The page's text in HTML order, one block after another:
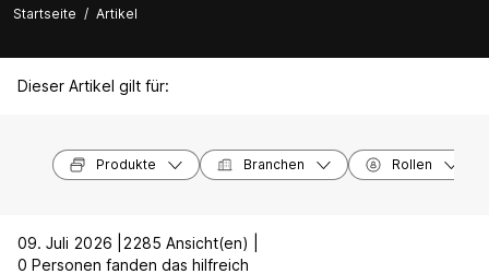
Startseite / Artikel
Dieser Artikel gilt für:
Produkte Branchen Rollen
09. Juli 2026 |
2285 Ansicht(en) |
0 Personen fanden das hilfreich